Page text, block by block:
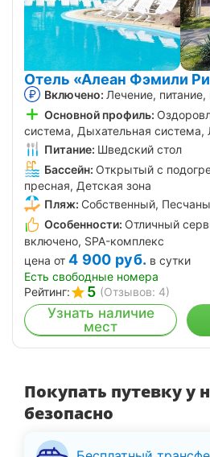
Отель «Алеан Фэмили
Включено: Лечение,
Основной профиль:
система, Дыхательная система,
Питание: Шведский стол
Бассейн: Открытый с
пресная, Детская зона
Пляж: Собственный,
Особенности: Отличный
включено, SPA-комплекс
цена от 4 900 руб. в сутки
Есть свободные номера
Рейтинг:
5 (Отзывов: 4)
Узнать наличие
мест
Покупать путевку у
безопасно